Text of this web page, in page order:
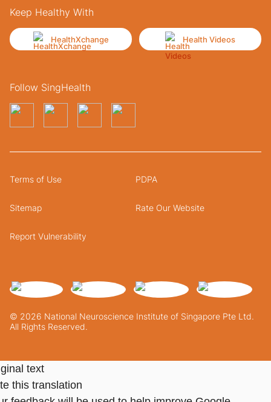
Keep Healthy With
HealthXchange Health Videos
Follow SingHealth
© 2026 National Neuroscience Institute of Singapore Pte Ltd.
All Rights Reserved.
Terms of Use PDPA
Sitemap Rate Our Website
Report Vulnerability
text
this translation